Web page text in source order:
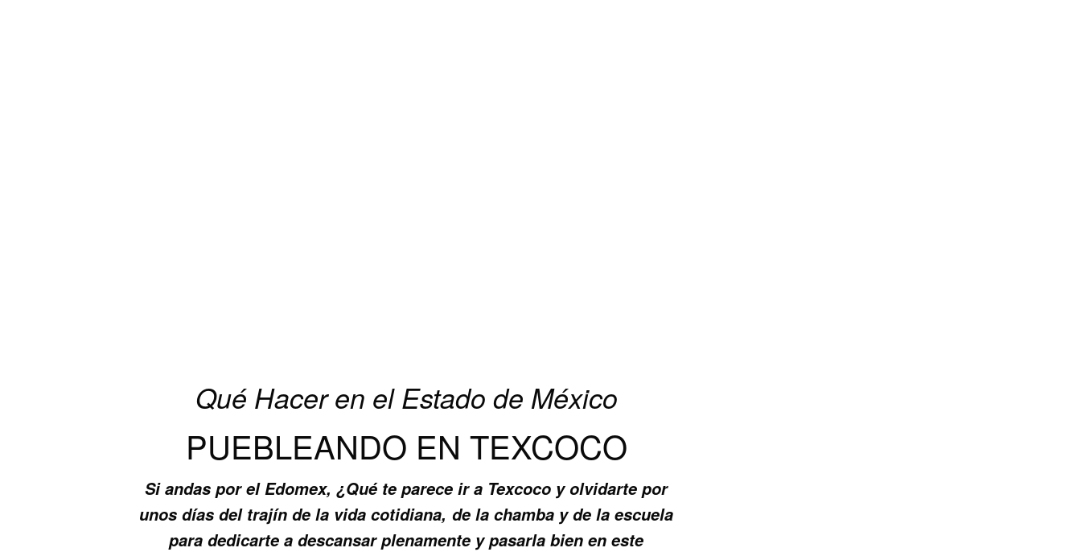
Qué Hacer en el Estado de México
PUEBLEANDO EN TEXCOCO
Si andas por el Edomex, ¿Qué te parece ir a Texcoco y olvidarte por
unos días del trajín de la vida cotidiana, de la chamba y de la escuela
para dedicarte a descansar plenamente y pasarla bien en este